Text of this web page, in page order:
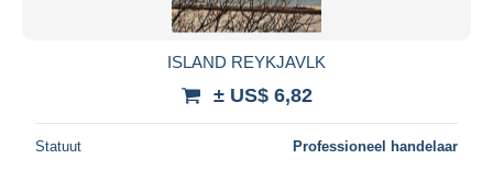
ISLAND REYKJAVLK
± US$ 6,82
Statuut Professioneel handelaar